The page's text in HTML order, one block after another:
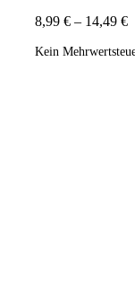
8,99€ – 14,49€
Kein